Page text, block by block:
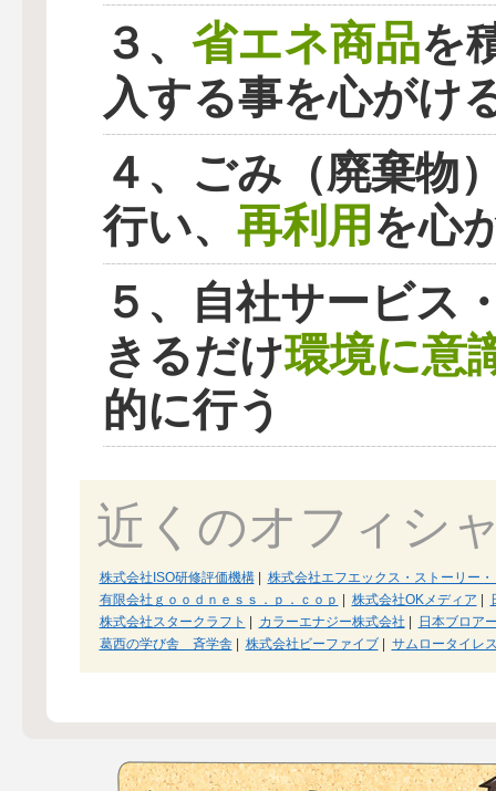
３、 省エネ商品を
入する事を心がけ
４、ごみ（廃棄物
行い、 再利用を心
５、自社サービス
きるだけ環境に意
的に行う
近くのオフィシ
株式会社ISO研修評価機構|
株式会社エフエックス・ストーリー
有限会社ｇｏｏｄｎｅｓｓ．ｐ．ｃｏｐ
株式会社OKメディア
株式会社スタークラフト
カラーエナジー株式会社
日本ブロア
葛西の学び舎 斉学舎| 株式会社ビーファイブ| サムロータイレ